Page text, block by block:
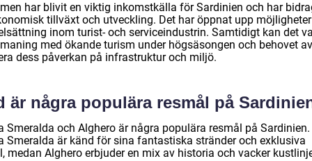
har blivit en viktig inkomstkälla för Sardinien och har
tillväxt och utveckling. Det har öppnat upp
inom turist- och serviceindustrin. Samtidigt kan det
med ökande turism under högsäsongen och behovet
dess påverkan på infrastruktur och miljö.
är några populära resmål på
Smeralda och Alghero är några populära resmål på Sardinien.
Smeralda är känd för sina fantastiska stränder och exklusiva
medan Alghero erbjuder en mix av historia och vacker